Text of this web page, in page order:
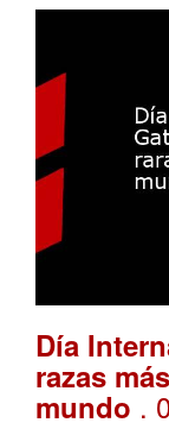
Día
razas
mundo .